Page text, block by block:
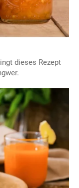
dieses Rezept